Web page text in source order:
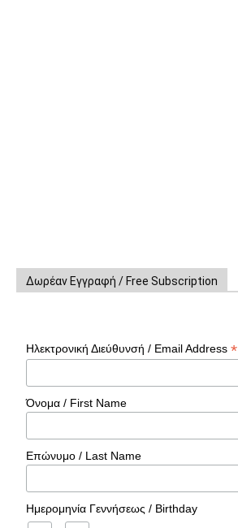
Δωρέαν Εγγραφή / Free Subscription
Ηλεκτρονική Διεύθυνσή / Email Address*
Όνομα / First Name
Επώνυμο / Last Name
Ημερομηνία Γεννήσεως / Birthday